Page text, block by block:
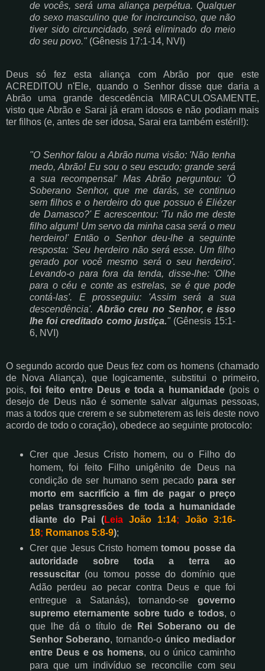
de vocês, será uma aliança perpétua. Qualquer
do sexo masculino que for incircunciso, que não
tiver sido circuncidado, será eliminado do meio
do seu povo."(Gênesis 17:1-14, NVI)
Deus só fez esta aliança com Abrão por que este
ACREDITOU n'Ele, quando o Senhor disse que daria a
Abrão uma grande descedência MIRACULOSAMENTE,
visto que Abrão e Sarai já eram idosos e não podiam mais
ter filhos (e, antes de ser idosa, Sarai era também estéril!):
"O Senhor falou a Abrão numa visão: 'Não tenha
medo, Abrão! Eu sou o seu escudo; grande será
a sua recompensa!' Mas Abrão perguntou: 'Ó
Soberano Senhor, que me darás, se continuo
sem filhos e o herdeiro do que possuo é Eliézer
de Damasco?' E acrescentou: 'Tu não me deste
filho algum! Um servo da minha casa será o meu
herdeiro!' Então o Senhor deu-lhe a seguinte
resposta: 'Seu herdeiro não será esse. Um filho
gerado por você mesmo será o seu herdeiro'.
Levando-o para fora da tenda, disse-lhe: 'Olhe
para o céu e conte as estrelas, se é que pode
contá-las'. E prosseguiu: 'Assim será a sua
descendência'. Abrão creu no Senhor, e isso
lhe foi creditado como justiça."(Gênesis 15:1-
6, NVI)
O segundo acordo que Deus fez com os homens (chamado
de Nova Aliança), que logicamente, substitui o primeiro,
pois,foi feito entre Deus e toda a humanidade(pois o
desejo de Deus não é somente salvar algumas pessoas,
mas a todos que crerem e se submeterem as leis deste novo
acordo de todo o coração), obedece ao seguinte protocolo:
Crer que Jesus Cristo homem, ou o Filho do
homem, foi feito Filho unigênito de Deus na
condição de ser humano sem pecado para ser
morto em sacrifício a fim de pagar o preço
pelas transgressões de toda a humanidade
diante do Pai (LeiaJoão 1:14;João 3:16-
18; Romanos 5:8-9);
Crer que Jesus Cristo homemtomou posse da
autoridade sobre toda a terra ao
ressuscitar (ou tomou posse do domínio que
Adão perdeu ao pecar contra Deus e que foi
entregue a Satanás), tornando-segoverno
supremo eternamente sobre tudo e todos, o
que lhe dá o título de
Rei Soberano ou de
Senhor Soberano, tornando-o único mediador
entre Deus e os homens, ou o único caminho
para que um indivíduo se reconcilie com seu